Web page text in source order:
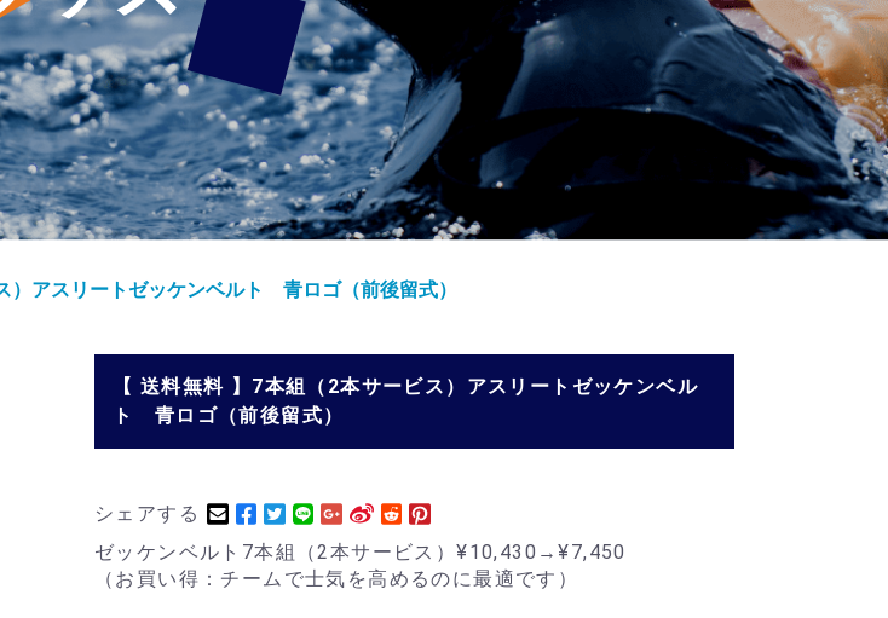
）アスリートゼッケンベルト 青ロゴ（前後留式）
【 送料無料 】7本組（2本サービス）アスリートゼッケンベル
ト 青ロゴ（前後留式）
シェアする
ゼッケンベルト7本組（2本サービス）¥10,430→¥7,450
（お買い得：チームで士気を高めるのに最適です）